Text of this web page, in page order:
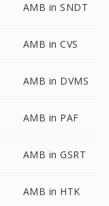
AMB in SNDT
AMB in CVS
AMB in DVMS
AMB in PAF
AMB in GSRT
AMB in HTK